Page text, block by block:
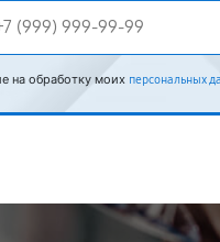
на обработку моих персональных